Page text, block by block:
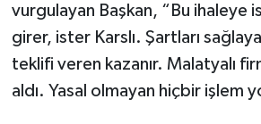
vurgulayan Başkan, “Bu ihaleye
girer, ister Karslı. Şartları
teklifi veren kazanır. Malatyalı
aldı. Yasal olmayan hiçbir işlem